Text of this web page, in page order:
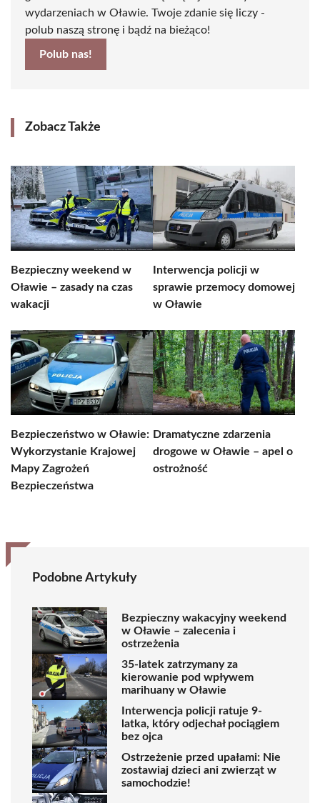
wydarzeniach w Oławie. Twoje zdanie się liczy -
polub naszą stronę i bądź na bieżąco!
Polub nas!
Zobacz Także
Bezpieczny weekend w
Oławie – zasady na czas
wakacji
Interwencja policji w
sprawie przemocy domowej
w Oławie
Bezpieczeństwo w Oławie:
Wykorzystanie Krajowej
Mapy Zagrożeń
Bezpieczeństwa
Dramatyczne zdarzenia
drogowe w Oławie – apel o
ostrożność
Podobne Artykuły
Bezpieczny wakacyjny weekend
w Oławie – zalecenia i
ostrzeżenia
35-latek zatrzymany za
kierowanie pod wpływem
marihuany w Oławie
Interwencja policji ratuje 9-
latka, który odjechał pociągiem
bez ojca
Ostrzeżenie przed upałami: Nie
zostawiaj dzieci ani zwierząt w
samochodzie!